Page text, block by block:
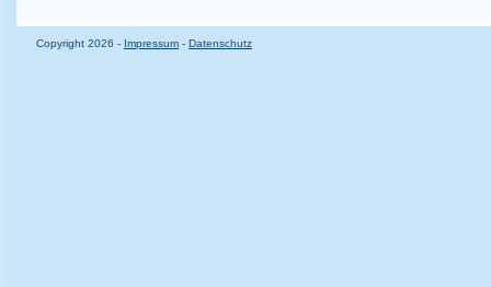
Copyright 2026 - Impressum - Datenschutz